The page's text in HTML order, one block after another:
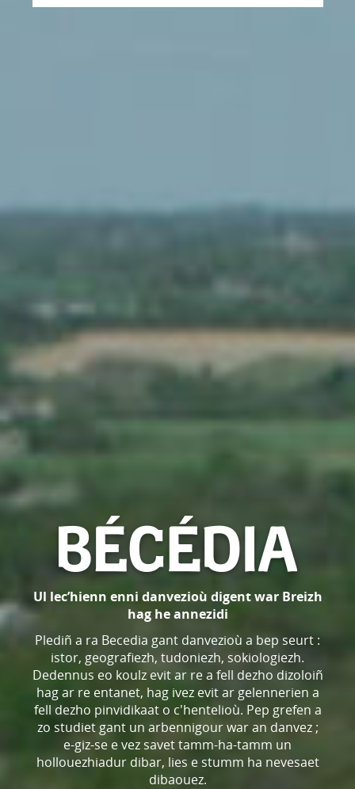
Ul lec’hienn enni danvezioù digent war Breizh
hag he annezidi
Plediñ a ra Becedia gant danvezioù a bep seurt :
istor, geografiezh, tudoniezh, sokiologiezh.
Dedennus eo koulz evit ar re a fell dezho dizoloiñ
hag ar re entanet, hag ivez evit ar gelennerien a
fell dezho pinvidikaat o c'hentelioù. Pep grefen a
zo studiet gant un arbennigour war an danvez ;
e-giz-se e vez savet tamm-ha-tamm un
hollouezhiadur dibar, lies e stumm ha nevesaet
dibaouez.